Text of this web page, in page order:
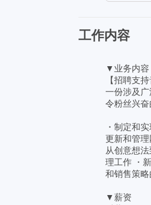
工作内容
▼业务内容
【招聘支
一份涉及
令粉丝兴
・制定和
更新和管
从创意想
理工作 ・
和销售策
▼薪资